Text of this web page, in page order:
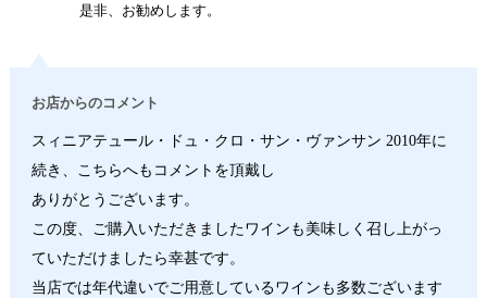
是非、お勧めします。
お店からのコメント
スィニアテュール・ドュ・クロ・サン・ヴァンサン 2010年に
続き、こちらへもコメントを頂戴し
ありがとうございます。
この度、ご購入いただきましたワインも美味しく召し上がっ
ていただけましたら幸甚です。
当店では年代違いでご用意しているワインも多数ございます